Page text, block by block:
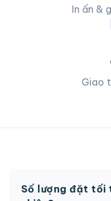
In ấn &
Giao
Số lượng đặt tối